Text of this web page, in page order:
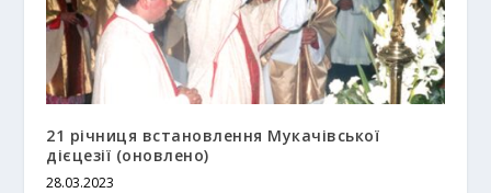
21 річниця встановлення Мукачівської
дієцезії (оновлено)
28.03.2023